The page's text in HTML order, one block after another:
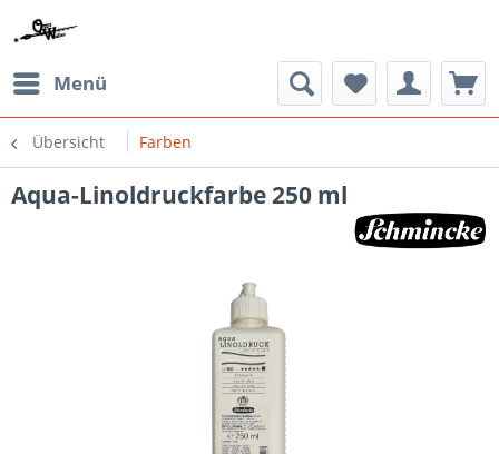
Menü
Übersicht Farben
Aqua-Linoldruckfarbe 250 ml